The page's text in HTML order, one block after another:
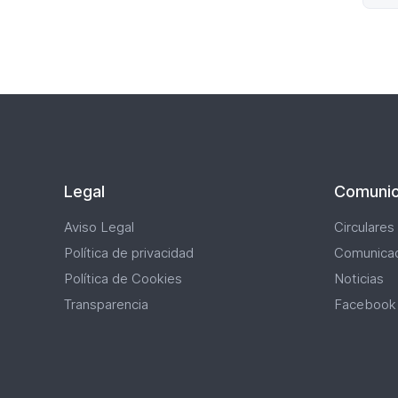
Legal
Aviso Legal
Política de privacidad
Política de Cookies
Transparencia
Circulares
Noticias
Facebook